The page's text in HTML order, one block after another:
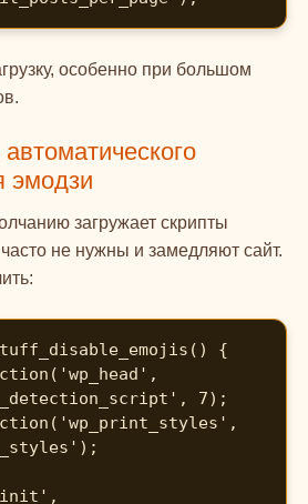
особенно при большом
эмодзи
загружает скрипты
не нужны и замедляют сайт.
{
7);